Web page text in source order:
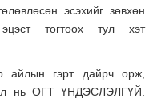
эсэхийг зөвхөн
тогтоох тул хэт
айлын гэрт дайрч орж,
нь ОГТ ҮНДЭСЛЭЛГҮЙ.